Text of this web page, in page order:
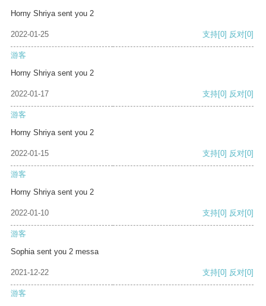
Horny Shriya sent you 2
2022-01-25 支持[0] 反对[0]
游客
Horny Shriya sent you 2
2022-01-17 支持[0] 反对[0]
游客
Horny Shriya sent you 2
2022-01-15 支持[0] 反对[0]
游客
Horny Shriya sent you 2
2022-01-10 支持[0] 反对[0]
游客
Sophia sent you 2 messa
2021-12-22 支持[0] 反对[0]
游客